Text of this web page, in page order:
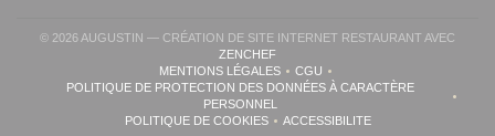
© 2026 AUGUSTIN — CRÉATION DE SITE INTERNET RESTAURANT AVEC
ZENCHEF((OUVRE UNE NOUVELLE FENÊTRE))
MENTIONS LÉGALES((OUVRE UNE NOUVELLE FENÊTRE))
CGU((OUVRE UNE NOUVELLE
POLITIQUE DE PROTECTION DES DONNÉES À CARACTÈRE
PERSONNEL((OUVRE UNE NOUVELLE FENÊTRE))
POLITIQUE DE COOKIES((OUVRE UNE NOUVELLE FENÊTRE))
ACCESSIBILITE((OUVRE UNE NOUVELLE